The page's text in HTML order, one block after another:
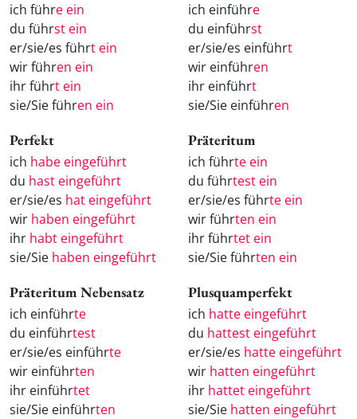
ich führe ein
du führst ein
er/sie/es führt ein
wir führen ein
ihr führt ein
sie/Sie führen ein
ich einführe
du einführst
er/sie/es einführt
wir einführen
ihr einführt
sie/Sie einführen
Perfekt
ich habe eingeführt
du hast eingeführt
er/sie/es hat eingeführt
wir haben eingeführt
ihr habt eingeführt
sie/Sie haben eingeführt
Präteritum
ich führte ein
du führtest ein
er/sie/es führte ein
wir führten ein
ihr führtet ein
sie/Sie führten ein
Präteritum Nebensatz
ich einführte
du einführtest
er/sie/es einführte
wir einführten
ihr einführtet
sie/Sie einführten
Plusquamperfekt
ich hatte eingeführt
du hattest eingeführt
er/sie/es hatte eingeführt
wir hatten eingeführt
ihr hattet eingeführt
sie/Sie hatten eingeführt